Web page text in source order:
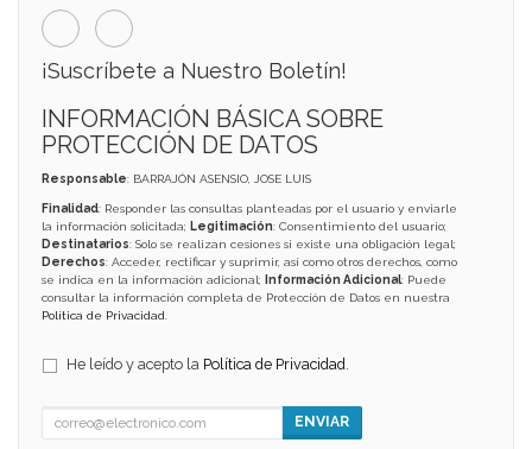
¡Suscríbete a Nuestro Boletín!
INFORMACIÓN BÁSICA SOBRE
PROTECCIÓN DE DATOS
Responsable: BARRAJÓN ASENSIO, JOSE LUIS
Finalidad: Responder las consultas planteadas por el usuario y enviarle
la información solicitada; Legitimación: Consentimiento del usuario;
Destinatarios: Solo se realizan cesiones si existe una obligación legal;
Derechos: Acceder, rectificar y suprimir, así como otros derechos, como
se indica en la información adicional;
Información Adicional: Puede
consultar la información completa de Protección de Datos en nuestra
Política de Privacidad
He leído y acepto la Política de Privacidad
ENVIAR